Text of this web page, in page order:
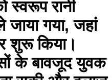
स्वरूप रानी
गया, जहां
शुरू किया।
के बावजूद युवक